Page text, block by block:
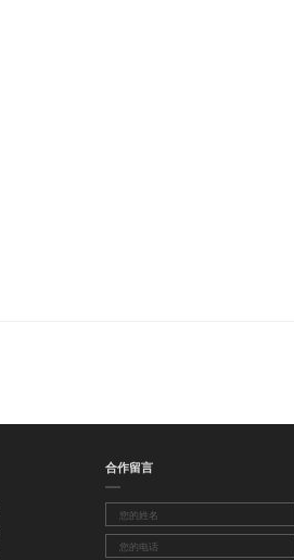
合作留言